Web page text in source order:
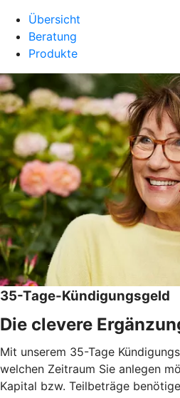
Übersicht
Beratung
Produkte
35-Tage-Kündigungsgeld
Die clevere
Mit unserem 35-Tage
welchen Zeitraum Sie anlegen
Kapital bzw. Teilbeträge